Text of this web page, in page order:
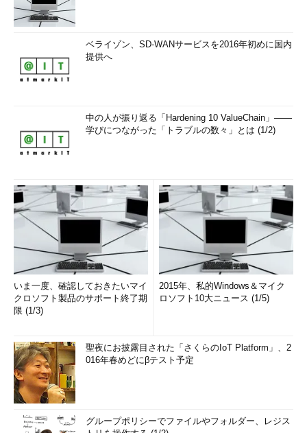
ベライゾン、SD-WANサービスを2016年初めに国内
提供へ
中の人が振り返る「Hardening 10 ValueChain」――
学びにつながった「トラブルの数々」とは (1/2)
いま一度、確認しておきたいマイ
クロソフト製品のサポート終了期
限 (1/3)
2015年、私的Windows＆マイク
ロソフト10大ニュース (1/5)
聖夜にお披露目された「さくらのIoT Platform」、2
016年春めどにβテスト予定
グループポリシーでファイルやフォルダー、レジス